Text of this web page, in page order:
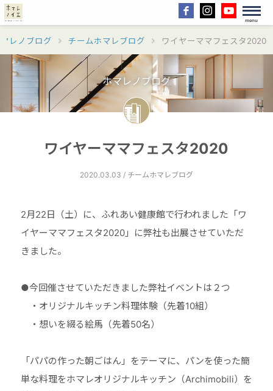
menu
レノブログ チームホマレブログ ワイヤーママフェスタ2020
ホマレノブログ
ワイヤーママフェスタ2020
2020.03.03 / チームホマレブログ
2月22日（土）に、ふれあい健康館で行われました「ワ
イヤーママフェスタ2020」に弊社も出展させていただ
きました。
●今回催させていただきました弊社イベントは２つ
・オリジナルキッチン料理体験（先着10組）
・想いを綴る絵馬（先着50名）
「パパの作った朝ごはん」をテーマに、パンを使った簡
単な料理をホマレオリジナルキッチン（Archimobili）を